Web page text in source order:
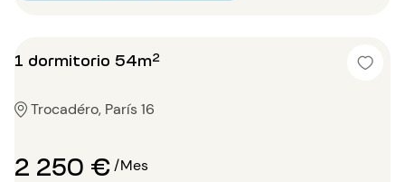
1 dormitorio 54m²
Trocadéro, París 16
2 250 €/Mes